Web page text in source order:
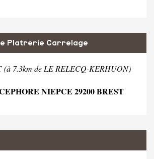
Platrerie Carrelage
(à 7.3km de LE RELECQ-KERHUON)
NIEPCE 29200 BREST